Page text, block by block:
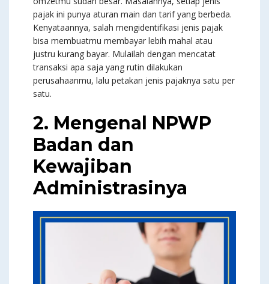
pajak ini punya aturan main dan tarif yang berbeda.
Kenyataannya, salah mengidentifikasi jenis pajak
bisa membuatmu membayar lebih mahal atau
justru kurang bayar. Mulailah dengan mencatat
transaksi apa saja yang rutin dilakukan
perusahaanmu, lalu petakan jenis pajaknya satu per
satu.
2. Mengenal NPWP
Badan dan
Kewajiban
Administrasinya